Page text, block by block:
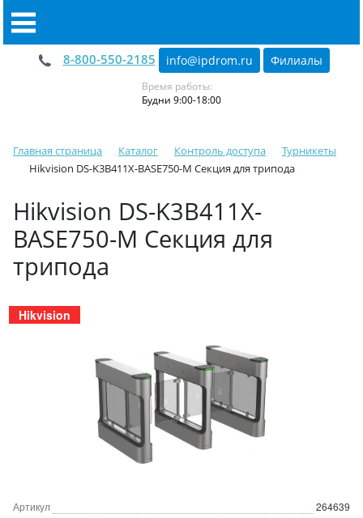
8-800-550-2185 info@ipdrom.ru Филиалы
Время работы:
Будни 9:00-18:00
Главная страница Каталог Контроль доступа
Турникеты
Hikvision DS-K3B411X-BASE750-M Секция для трипода
Hikvision DS-K3B411X-
BASE750-M Секция для
трипода
Hikvision
Артикул 264639